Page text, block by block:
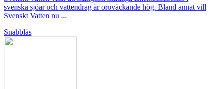
svenska sjöar och vattendrag är oroväckande hög. Bland annat vill
Svenskt Vatten nu ...
Snabbläs